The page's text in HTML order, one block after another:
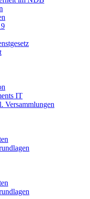
IT
Versammlungen